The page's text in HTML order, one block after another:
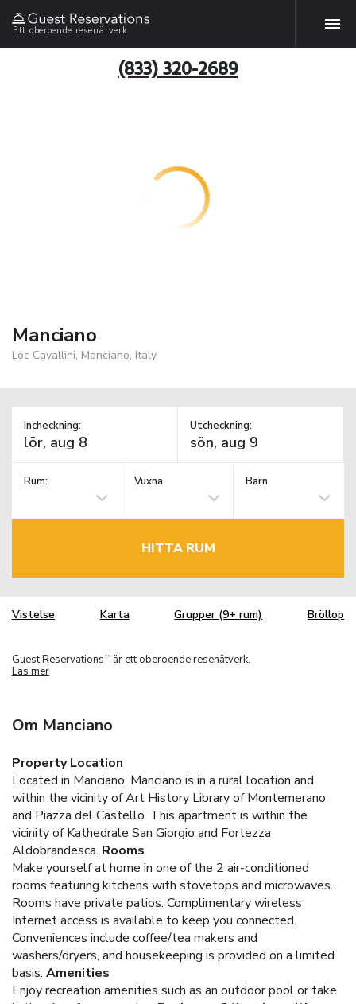
Ett oberoende resenärverk
(833) 320-2689
Manciano
Loc Cavallini, Manciano, Italy
Incheckning: Utcheckning:
Rum: Vuxna Barn
HITTA RUM
Vistelse Karta Grupper (9+ rum) Bröllop
Guest Reservations TM
är ett oberoende resenätverk.
Läs mer
Om Manciano
Property Location
Located in Manciano, Manciano is in a rural location and
within the vicinity of Art History Library of Montemerano
and Piazza del Castello. This apartment is within the
vicinity of Kathedrale San Giorgio and Fortezza
Aldobrandesca. Rooms
Make yourself at home in one of the 2 air-conditioned
rooms featuring kitchens with stovetops and microwaves.
Rooms have private patios. Complimentary wireless
Internet access is available to keep you connected.
Conveniences include coffee/tea makers and
washers/dryers, and housekeeping is provided on a limited
basis. Amenities
Enjoy recreation amenities such as an outdoor pool or take